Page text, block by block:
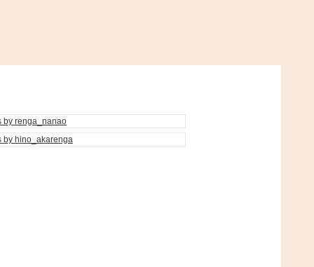
by renga_nanao
by hino_akarenga